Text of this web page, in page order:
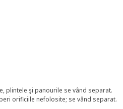
din 5 stele Total recenzii: 718
plintele şi panourile se vând separat.
orificiile nefolosite; se vând separat.